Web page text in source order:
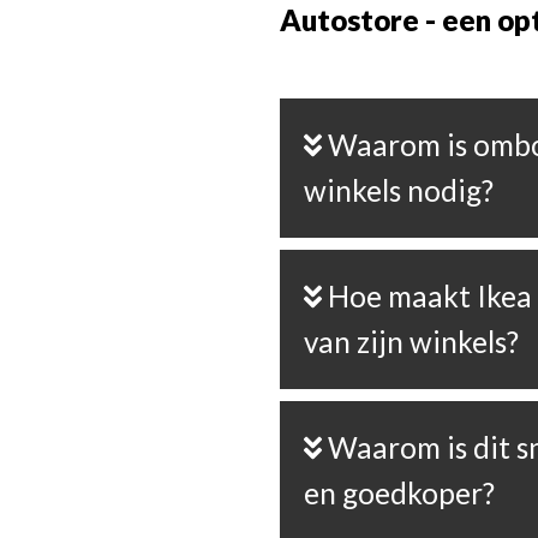
Autostore - een
Waarom is ombouw van Ikea-
winkels nodig?
van zijn winkels?
Waarom is dit sneller, duurzamer
en goedkoper?